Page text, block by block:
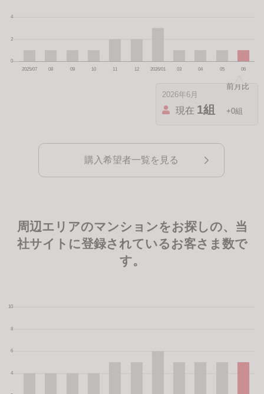
2026年6月
現在 1組 +0組
購入希望者一覧を見る
周辺エリアのマンションをお探しの、当
社サイトに登録されているお客さま数で
す。